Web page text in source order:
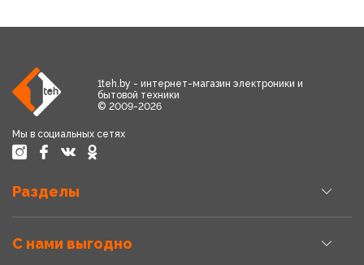
1teh.by - интернет-магазин электроники и
бытовой техники
© 2009-2026
Мы в социальных сетях
Разделы
С нами выгодно